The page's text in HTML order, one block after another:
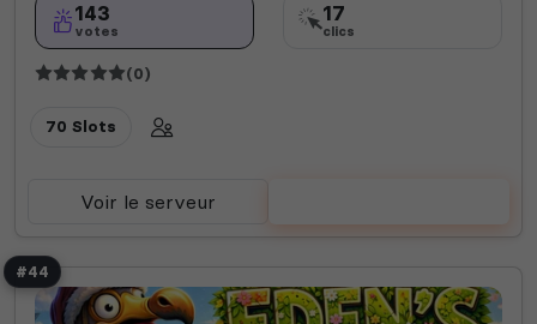
143
votes
17
clics
(0)
70 Slots
Voir le serveur
#44